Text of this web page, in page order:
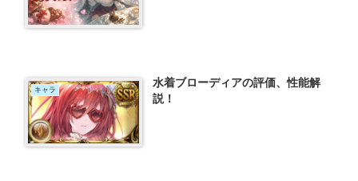
キャラ
水着ブローディアの評価、性能解
説！